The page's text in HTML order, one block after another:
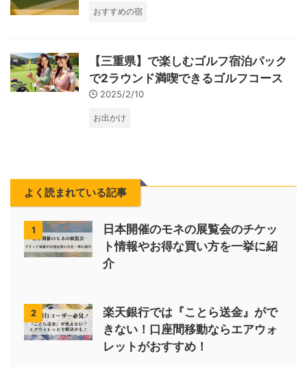
おすすめの宿
【三重県】で楽しむゴルフ宿泊パック
で2ラウンド満喫できるゴルフコース
2025/2/10
お出かけ
よく読まれている記事
1
日本開催のモネの展覧会のチケッ
ト情報やお得な買い方を一挙に紹
介
2
楽天銀行では『ことら送金』がで
きない！口座間移動ならエアウォ
レットがおすすめ！